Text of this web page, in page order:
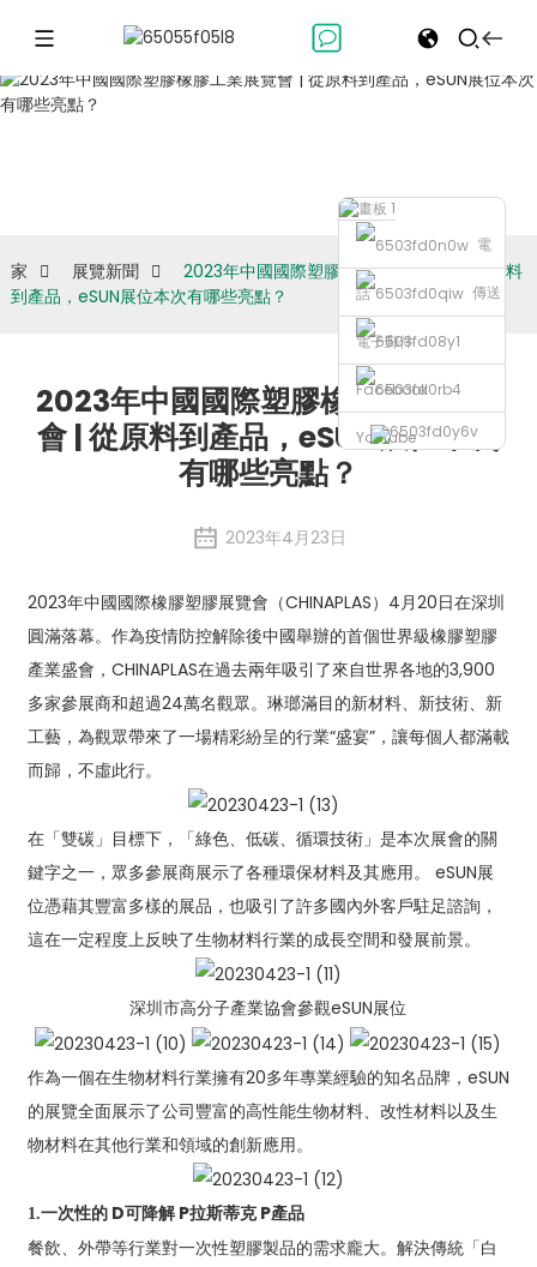
電
話 傳送
電子郵件
Facebook
Youtube
家 展覽新聞
2023年中國國際塑膠橡膠工業展覽會 | 從原料
到產品，eSUN展位本次有哪些亮點？
2023年中國國際塑膠橡膠工業展覽
會 | 從原料到產品，eSUN展位本次
有哪些亮點？
2023年4月23日
2023年中國國際橡膠塑膠展覽會（CHINAPLAS）4月20日在深圳
圓滿落幕。作為疫情防控解除後中國舉辦的首個世界級橡膠塑膠
產業盛會，CHINAPLAS在過去兩年吸引了來自世界各地的3,900
多家參展商和超過24萬名觀眾。琳瑯滿目的新材料、新技術、新
工藝，為觀眾帶來了一場精彩紛呈的行業“盛宴”，讓每個人都滿載
而歸，不虛此行。
在「雙碳」目標下，「綠色、低碳、循環技術」是本次展會的關
鍵字之一，眾多參展商展示了各種環保材料及其應用。 eSUN展
位憑藉其豐富多樣的展品，也吸引了許多國內外客戶駐足諮詢，
這在一定程度上反映了生物材料行業的成長空間和發展前景。
深圳市高分子產業協會參觀eSUN展位
作為一個在生物材料行業擁有20多年專業經驗的知名品牌，eSUN
的展覽全面展示了公司豐富的高性能生物材料、改性材料以及生
物材料在其他行業和領域的創新應用。
1.一次性的 D可降解P拉斯蒂克P產品
餐飲、外帶等行業對一次性塑膠製品的需求龐大。解決傳統「白